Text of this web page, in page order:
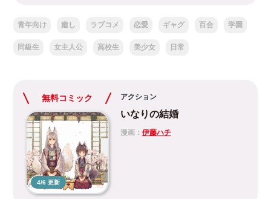
青年向け 癒し ラブコメ 恋愛 ギャグ 百合 学園
同級生 女主人公 高校生 美少女 日常
無料コミック
4/6 更新
アクション
いなりの結婚
漫画： 伊藤ハチ